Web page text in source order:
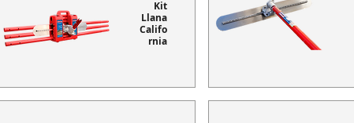
Kit
Llana
Califo
rnia